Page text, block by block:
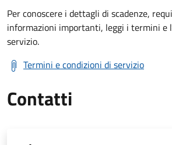
Per conoscere i dettagli di scadenze,
informazioni importanti, leggi i termini e
servizio.
Termini e condizioni di servizio
Contatti